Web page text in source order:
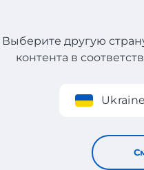
Регистрация
Выберите другую
контента в
Ukraine
Minerva